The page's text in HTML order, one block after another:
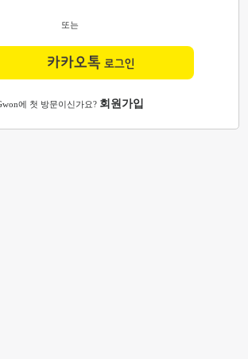
또는
카카오톡 로그인
에 첫 방문이신가요? 회원가입